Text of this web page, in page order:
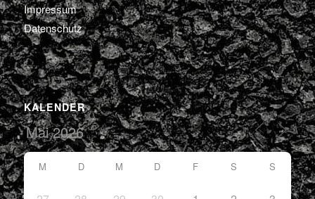
Impressum
Datenschutz
KALENDER
M D M D F S S